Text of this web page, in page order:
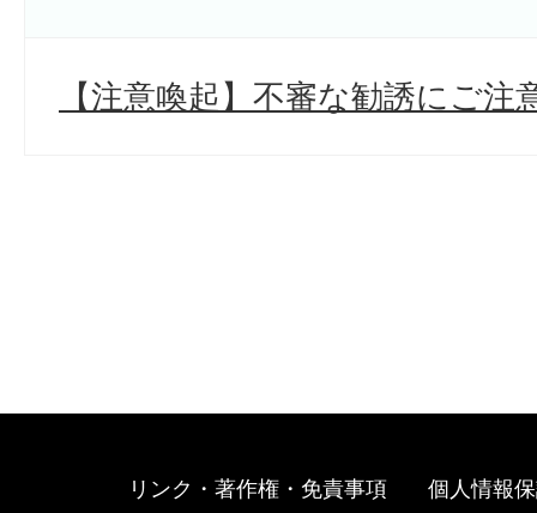
【注意喚起】不審な勧誘にご注
リンク・著作権・免責事項 個人情報